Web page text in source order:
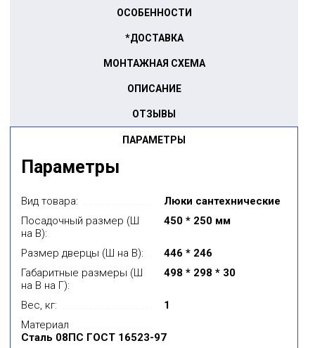
ПАРАМЕТРЫ
ОСОБЕННОСТИ
*ДОСТАВКА
МОНТАЖНАЯ СХЕМА
ОПИСАНИЕ
ОТЗЫВЫ
Параметры
Вид товара:
Люки сантехнические
Посадочный размер (Ш
на В):
450 * 250 мм
Размер дверцы (Ш на В):
446 * 246
Габаритные размеры (Ш
на В на Г):
498 * 298 * 30
Вес, кг:
1
Материал
Сталь 08ПС ГОСТ 16523-97